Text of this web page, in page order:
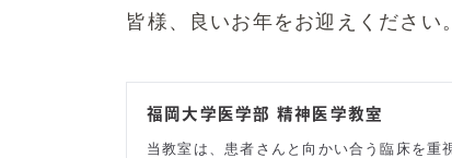
皆様、良いお年をお迎えください
福岡大学医学部 精神医学教室
当教室は、患者さんと向かい合う臨床を重